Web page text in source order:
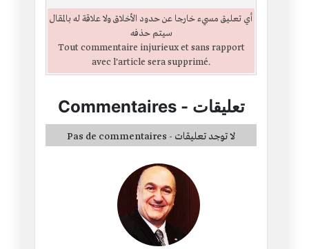
أي تعليق مسيء خارجا عن حدود الأخلاق ولا علاقة له بالمقال
سيتم حذفه
Tout commentaire injurieux et sans rapport
avec l'article sera supprimé.
Commentaires- تعليقات
Pas de commentaires - لا توجد تعليقات